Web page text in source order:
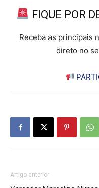
FIQUE POR
Receba as principais
direto no
Artigo anterior